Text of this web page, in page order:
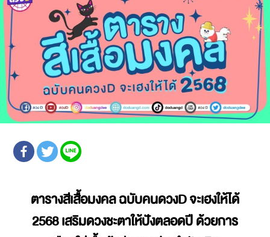
ตารางสีเสื้อมงคล ฉบับคนดวงD จะเฮงให้ได้
2568 เสริมดวงชะตาให้ปังตลอดปี ด้วยการ